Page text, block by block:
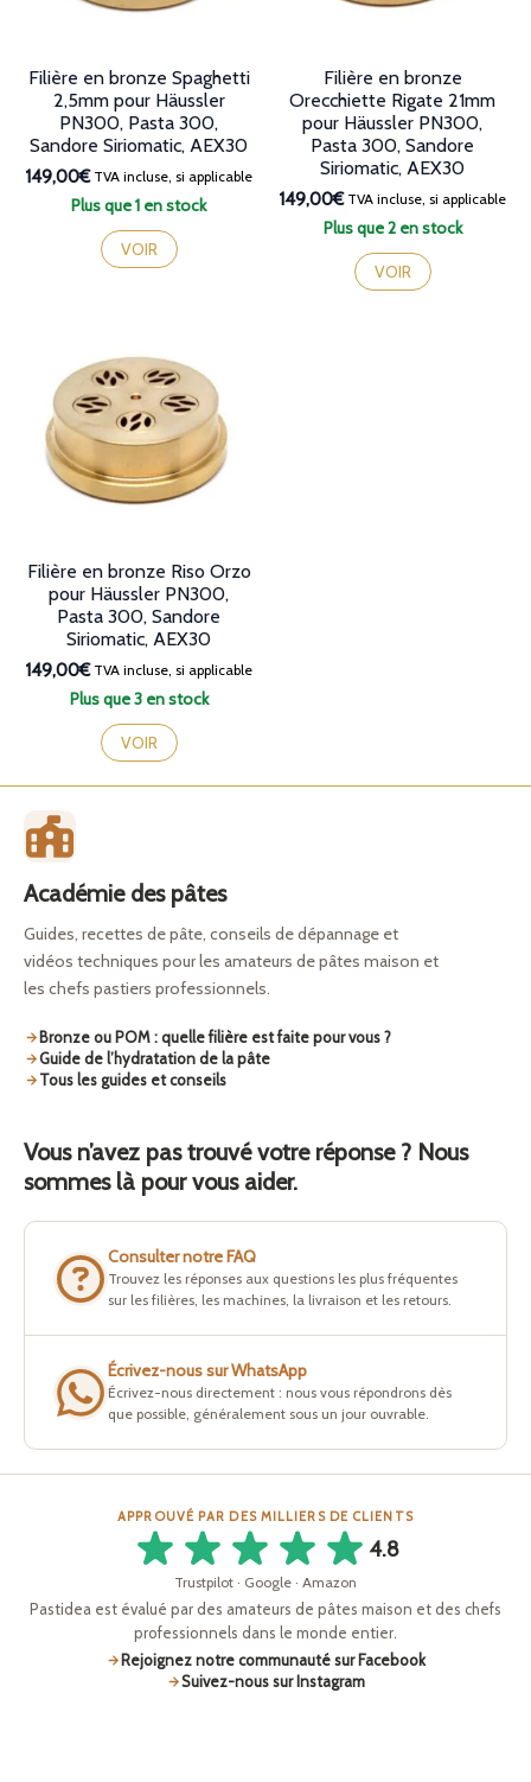
Plus que 1 en stock
Filière en bronze Spaghetti
2,5mm pour Häussler
PN300, Pasta 300,
Sandore Siriomatic, AEX30
149,00€TVA incluse, si applicable
VOIR
Plus que 2 en stock
Filière en bronze
Orecchiette Rigate 21mm
pour Häussler PN300,
Pasta 300, Sandore
Siriomatic, AEX30
149,00€TVA incluse, si applicable
VOIR
Plus que 3 en stock
Filière en bronze Riso Orzo
pour Häussler PN300,
Pasta 300, Sandore
Siriomatic, AEX30
149,00€TVA incluse, si applicable
VOIR
Académie des pâtes
Guides, recettes de pâte, conseils de dépannage et
vidéos techniques pour les amateurs de pâtes maison et
les chefs pastiers professionnels.
Bronze ou POM : quelle filière est faite pour vous ?
Guide de l’hydratation de la pâte
Tous les guides et conseils
Vous n’avez pas trouvé votre réponse ? Nous
sommes là pour vous aider.
Consulter notre FAQ
Trouvez les réponses aux questions les plus fréquentes
sur les filières, les machines, la livraison et les retours.
Écrivez-nous sur WhatsApp
Écrivez-nous directement : nous vous répondrons dès
que possible, généralement sous un jour ouvrable.
APPROUVÉ PAR DES MILLIERS DE CLIENTS
4.8
Trustpilot · Google · Amazon
Pastidea est évalué par des amateurs de pâtes maison et des chefs
professionnels dans le monde entier.
Rejoignez notre communauté sur Facebook
Suivez-nous sur Instagram